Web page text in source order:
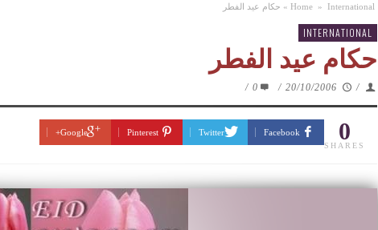
Home » International
» حكام عيد الفطر
INTERNATIONAL
حكام عيد الفطر
/
20/10/2006
/
0
/
0
SHARES
Facebook
Twitter
Pinterest
Google+